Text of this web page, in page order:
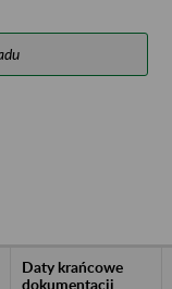
Daty krańcowe
dokumentacji